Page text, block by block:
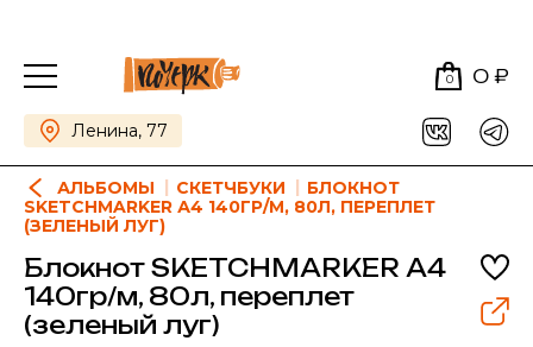
0 0 ₽
Ленина, 77
АЛЬБОМЫ СКЕТЧБУКИ
БЛОКНОТ
SKETCHMARKER А4 140ГР/М, 80Л, ПЕРЕПЛЕТ
(ЗЕЛЕНЫЙ ЛУГ)
Блокнот SKETCHMARKER А4
140гр/м, 80л, переплет
(зеленый луг)